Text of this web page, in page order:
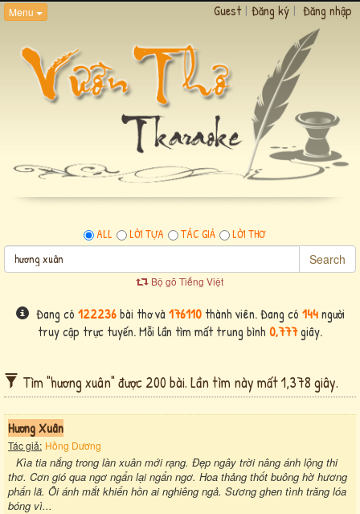
Menu Guest | Đăng ký | Đăng nhập
ALL LỜI TỰA TÁC GIẢ LỜI THƠ
Search
Bộ gõ Tiếng Việt
Đang có 122236bài thơ và 176110thành viên. Đang có 144người
truy cập trực tuyến. Mỗi lần tìm mất trung bình 0,777giây.
Tìm "hương xuân" được 200 bài. Lần tìm này mất 1,378 giây.
Hương Xuân
Tác giả: Hồng Dương
Kìa tia nắng trong làn xuân mới rạng. Đẹp ngây trời nâng ánh lộng thi
thơ. Cơn gió qua ngơ ngẩn lại ngẩn ngơ. Hoa thảng thốt buông hờ hương
phấn lã. Ôi ánh mắt khiến hồn ai nghiêng ngả. Sương ghen tình trăng lóa
bóng vì...